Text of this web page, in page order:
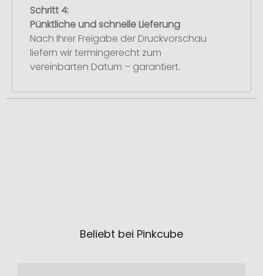
Schritt 4:
Pünktliche und schnelle Lieferung
Nach Ihrer Freigabe der Druckvorschau
liefern wir termingerecht zum
vereinbarten Datum – garantiert.
Beliebt bei Pinkcube